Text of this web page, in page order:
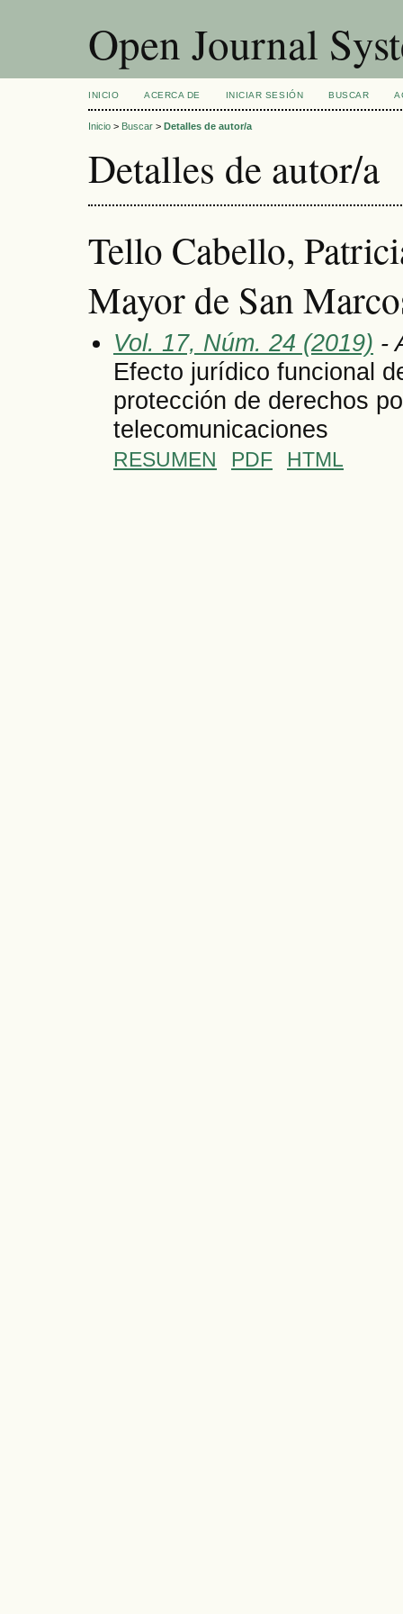
Open Journal
INICIO ACERCA DE INICIAR SESIÓN BUSCAR
Inicio > Buscar > Detalles de autor/a
Detalles de autor/a
Tello Cabello,
Mayor de San
Vol. 17, Núm. 24 (2019) -
Efecto jurídico funcional
protección de derechos
telecomunicaciones
RESUMEN PDF HTML